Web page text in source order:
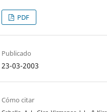
PDF
Publicado
23-03-2003
Cómo citar